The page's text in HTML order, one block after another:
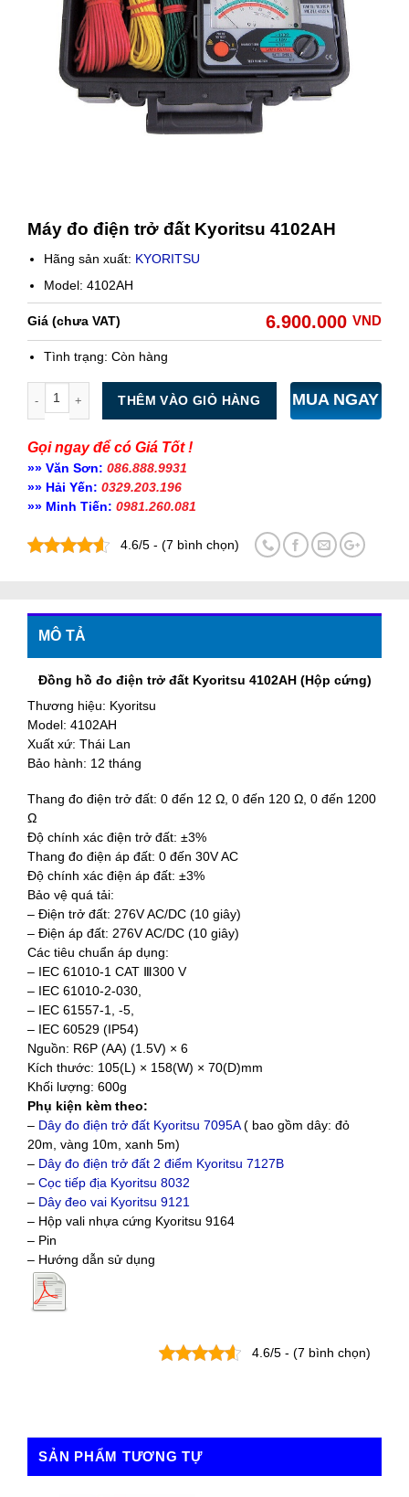
Máy đo điện trở đất Kyoritsu 4102AH
Hãng sản xuất: KYORITSU
Model: 4102AH
Giá (chưa VAT) 6.900.000 VND
Tình trạng: Còn hàng
THÊM VÀO GIỎ HÀNG MUA NGAY
Gọi ngay để có Giá Tốt !
»» Văn Sơn: 086.888.9931
»» Hải Yến: 0329.203.196
»» Minh Tiến: 0981.260.081
4.6/5 - (7 bình chọn)
MÔ TẢ
Đồng hồ đo điện trở đất Kyoritsu 4102AH (Hộp cứng)
Thương hiệu: Kyoritsu
Model: 4102AH
Xuất xứ: Thái Lan
Bảo hành: 12 tháng
Thang đo điện trở đất: 0 đến 12 Ω, 0 đến 120 Ω, 0 đến 1200
Ω
Độ chính xác điện trở đất: ±3%
Thang đo điện áp đất: 0 đến 30V AC
Độ chính xác điện áp đất: ±3%
Bảo vệ quá tải:
– Điện trở đất: 276V AC/DC (10 giây)
– Điện áp đất: 276V AC/DC (10 giây)
Các tiêu chuẩn áp dụng:
– IEC 61010-1 CAT Ⅲ300 V
– IEC 61010-2-030,
– IEC 61557-1, -5,
– IEC 60529 (IP54)
Nguồn: R6P (AA) (1.5V) × 6
Kích thước: 105(L) × 158(W) × 70(D)mm
Khối lượng: 600g
Phụ kiện kèm theo:
– Dây đo điện trở đất Kyoritsu 7095A( bao gồm dây: đỏ
20m, vàng 10m, xanh 5m)
– Dây đo điện trở đất 2 điểm Kyoritsu 7127B
– Cọc tiếp địa Kyoritsu 8032
– Dây đeo vai Kyoritsu 9121
– Hộp vali nhựa cứng Kyoritsu 9164
– Pin
– Hướng dẫn sử dụng
4.6/5 - (7 bình chọn)
SẢN PHẨM TƯƠNG TỰ